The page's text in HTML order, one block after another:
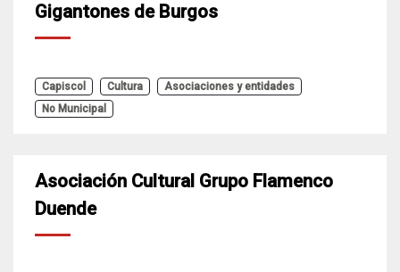
Gigantones de Burgos
Capiscol Cultura
Asociaciones y entidades
No Municipal
Asociación Cultural Grupo Flamenco
Duende